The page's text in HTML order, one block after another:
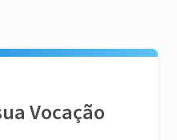
Vocação